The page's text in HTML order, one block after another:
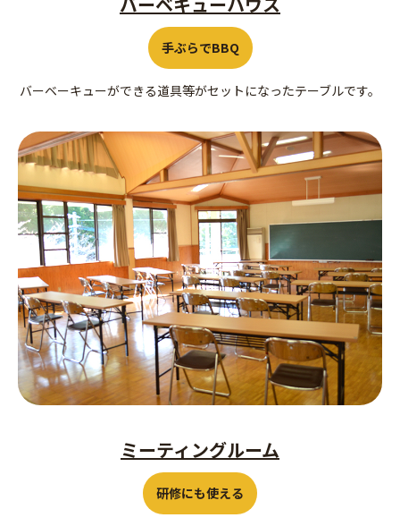
手ぶらでBBQ
バーベーキューができる道具等がセットになったテーブルです。
ミーティングルーム
研修にも使える